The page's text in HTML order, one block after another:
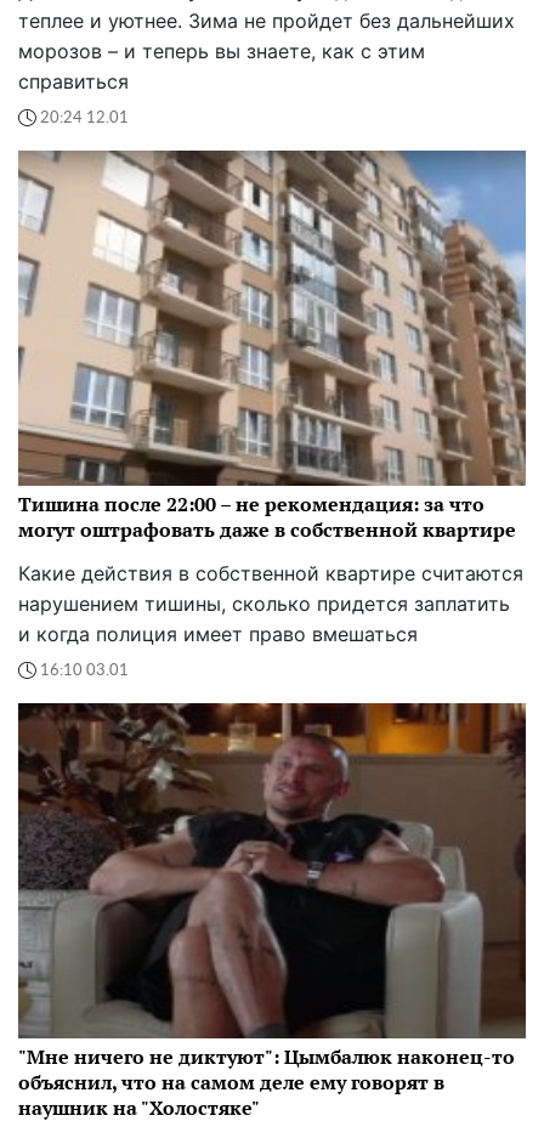
теплее и уютнее. Зима не пройдет без дальнейших
морозов – и теперь вы знаете, как с этим
справиться
20:24 12.01
Тишина после 22:00 – не рекомендация: за что
могут оштрафовать даже в собственной квартире
Какие действия в собственной квартире считаются
нарушением тишины, сколько придется заплатить
и когда полиция имеет право вмешаться
16:10 03.01
"Мне ничего не диктуют": Цымбалюк наконец-то
объяснил, что на самом деле ему говорят в
наушник на "Холостяке"